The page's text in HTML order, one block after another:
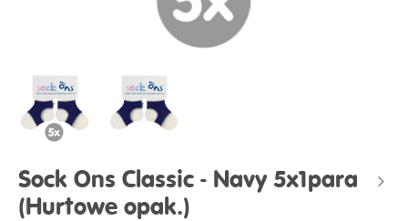
Sock Ons Classic - Navy 5x1para
(Hurtowe opak.)